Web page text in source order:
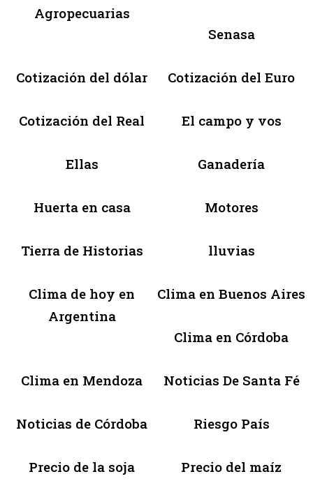
Agropecuarias
Senasa
Cotización del dólar Cotización del Euro
Cotización del Real El campo y vos
Ellas Ganadería
Huerta en casa Motores
Tierra de Historias lluvias
Clima de hoy en
Argentina
Clima en Buenos Aires
Clima en Córdoba
Clima en Mendoza Noticias De Santa Fé
Noticias de Córdoba Riesgo País
Precio de la soja Precio del maíz